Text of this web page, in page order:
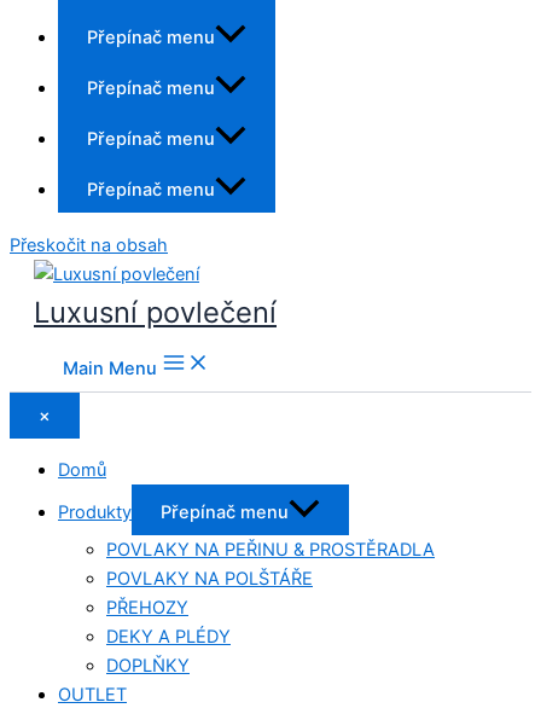
Přepínač menu
Přepínač menu
Přepínač menu
Přepínač menu
Přeskočit na obsah
Luxusní povlečení
Main Menu
×
Domů
Produkty
Přepínač menu
POVLAKY NA PEŘINU & PROSTĚRADLA
POVLAKY NA POLŠTÁŘE
PŘEHOZY
DEKY A PLÉDY
DOPLŇKY
OUTLET